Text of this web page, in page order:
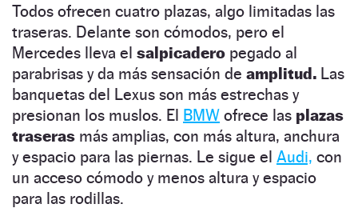
Todos ofrecen cuatro plazas, algo limitadas las
traseras. Delante son cómodos, pero el
Mercedes lleva el salpicadero pegado al
parabrisas y da más sensación de amplitud. Las
banquetas del Lexus son más estrechas y
presionan los muslos. El BMW ofrece las plazas
traseras más amplias, con más altura, anchura
y espacio para las piernas. Le sigue el Audi, con
un acceso cómodo y menos altura y espacio
para las rodillas.